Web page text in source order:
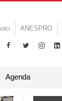
ANESPRO
Agenda